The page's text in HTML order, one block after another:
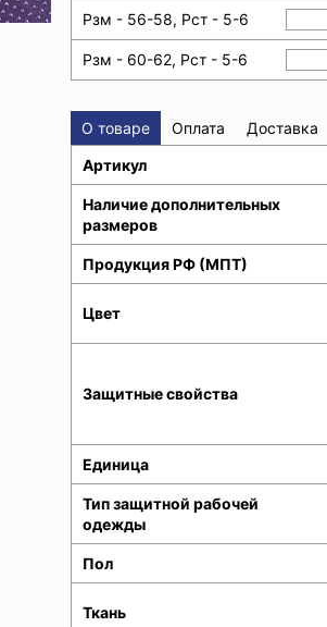
Рзм - 56-58, Рст - 5-6
Рзм - 60-62, Рст - 5-6
О товаре Оплата Доставка
Артикул
Наличие дополнительных
размеров
Продукция РФ (МПТ)
Цвет
Защитные свойства
Единица
Тип защитной рабочей
одежды
Пол
Ткань